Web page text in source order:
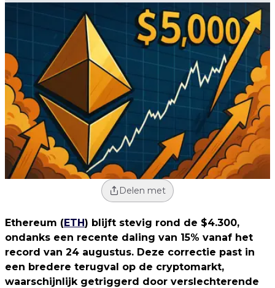
Delen met
Ethereum (ETH) blijft stevig rond de $4.300,
ondanks een recente daling van 15% vanaf het
record van 24 augustus. Deze correctie past in
een bredere terugval op de cryptomarkt,
waarschijnlijk getriggerd door verslechterende